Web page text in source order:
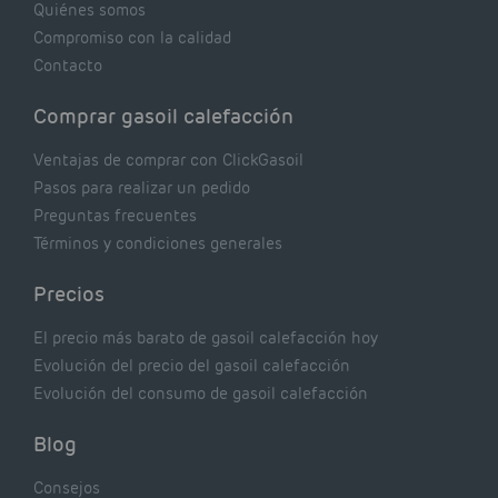
Quiénes somos
Compromiso con la calidad
Contacto
Comprar gasoil calefacción
Ventajas de comprar con ClickGasoil
Pasos para realizar un pedido
Preguntas frecuentes
Términos y condiciones generales
Precios
El precio más barato de gasoil calefacción hoy
Evolución del precio del gasoil calefacción
Evolución del consumo de gasoil calefacción
Blog
Consejos